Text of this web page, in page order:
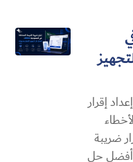
لتجهيز
إقرار
ضريبة
المضافة في السعودية 2026: أفضل حل